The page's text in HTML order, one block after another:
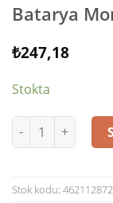
Batarya
₺247,18
Stokta
Batarya Montaj
Stok kodu: 462112872